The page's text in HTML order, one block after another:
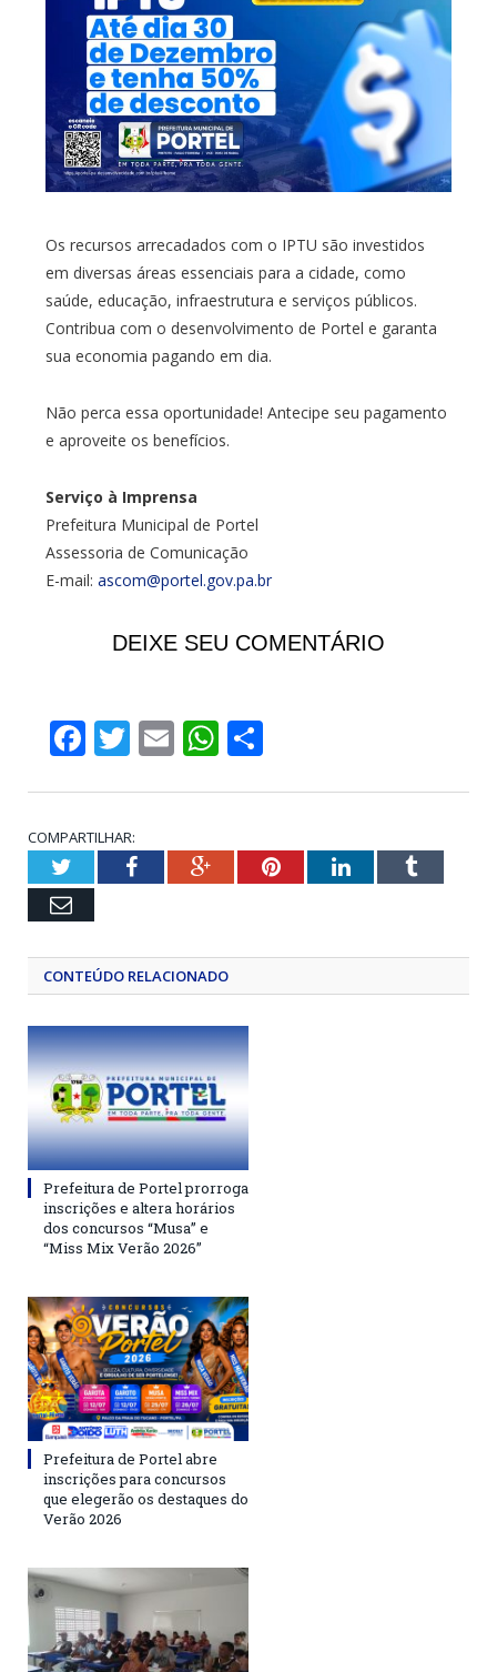
Os recursos arrecadados com o IPTU são investidos
em diversas áreas essenciais para a cidade, como
saúde, educação, infraestrutura e serviços públicos.
Contribua com o desenvolvimento de Portel e garanta
sua economia pagando em dia.
Não perca essa oportunidade! Antecipe seu pagamento
e aproveite os benefícios.
Serviço à Imprensa
Prefeitura Municipal de Portel
Assessoria de Comunicação
E-mail: ascom@portel.gov.pa.br
DEIXE SEU COMENTÁRIO
Facebook
Twitter
EmailWhatsApp
Share
COMPARTILHAR:
TwitterFacebookGoogle+PinterestLinkedInTumblr
Email
CONTEÚDO RELACIONADO
Prefeitura de Portel prorroga
inscrições e altera horários
dos concursos “Musa” e
“Miss Mix Verão 2026”
Prefeitura de Portel abre
inscrições para concursos
que elegerão os destaques do
Verão 2026